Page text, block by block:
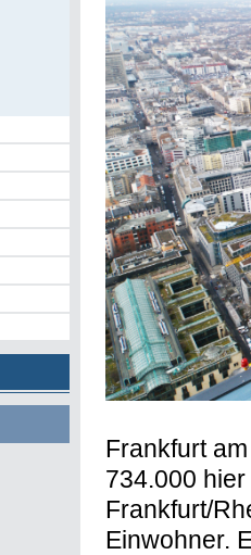
Frankfurt
734.000
Frankfurt/
Einwohner.